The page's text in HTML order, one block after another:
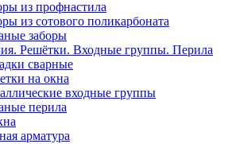
из профнастила
из сотового поликарбоната
заборы
Решётки. Входные группы. Перила
сварные
на окна
входные группы
перила
арматура